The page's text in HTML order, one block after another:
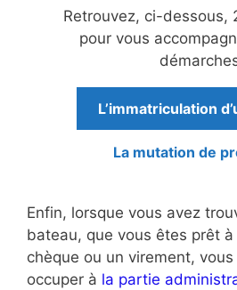
Retrouvez, ci-dessous,
pour vous
L’immatriculation
La mutation de
Enfin, lorsque vous avez
bateau, que vous êtes prêt
chèque ou un virement,
occuper à la partie